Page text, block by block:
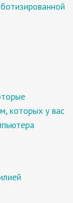
которых у вас